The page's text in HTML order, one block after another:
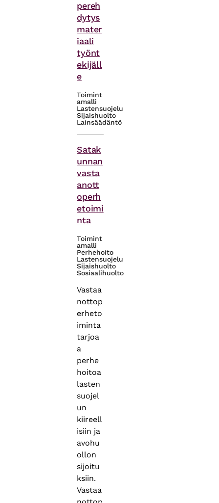
pereh
dytys
mater
iaali
työnt
ekijäll
e
Toimint
amalli
Lastensuojelu
Sijaishuolto
Lainsäädäntö
Satak
unnan
vasta
anott
operh
etoimi
nta
Toimint
amalli
Perhehoito
Lastensuojelu
Sijaishuolto
Sosiaalihuolto
Vastaa
nottop
erheto
iminta
tarjoa
a
perhe
hoitoa
lasten
suojel
un
kiireell
isiin ja
avohu
ollon
sijoitu
ksiin.
Vastaa